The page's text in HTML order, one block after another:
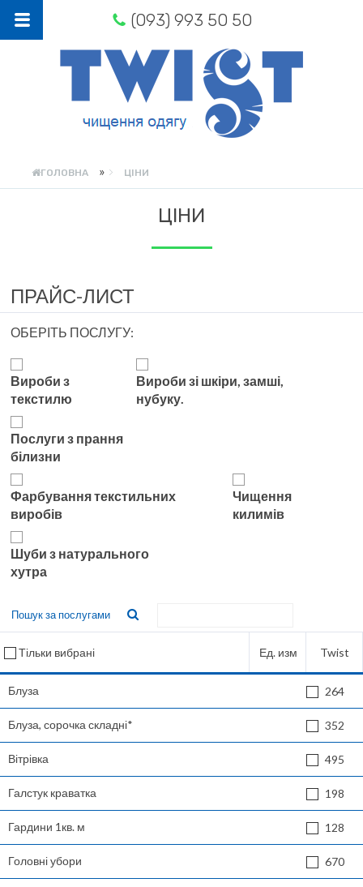
(093) 993 50 50
ГОЛОВНА » ЦІНИ
ЦІНИ
ПРАЙС-ЛИСТ
ОБЕРІТЬ ПОСЛУГУ:
Вироби з
текстилю
Вироби зі шкіри, замші,
нубуку.
Послуги з прання
білизни
Фарбування текстильних
виробів
Чищення
килимів
Шуби з натурального
хутра
Пошук за послугами
Тільки вибрані Ед. изм Twist
Блуза 264
Блуза, сорочка складні* 352
Вітрівка 495
Галстук краватка 198
Гардини 1кв. м 128
Головні убори 670